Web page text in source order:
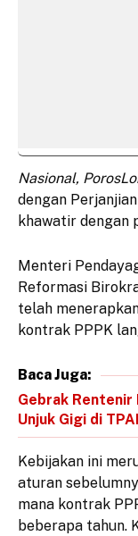
Nasional,
dengan
khawatir dengan
Menteri
Reformasi
telah
kontrak PPPK
Baca Juga:
Gebrak Rentenir
Unjuk Gigi di
Kebijakan ini
aturan
mana kontrak
beberapa tahun.